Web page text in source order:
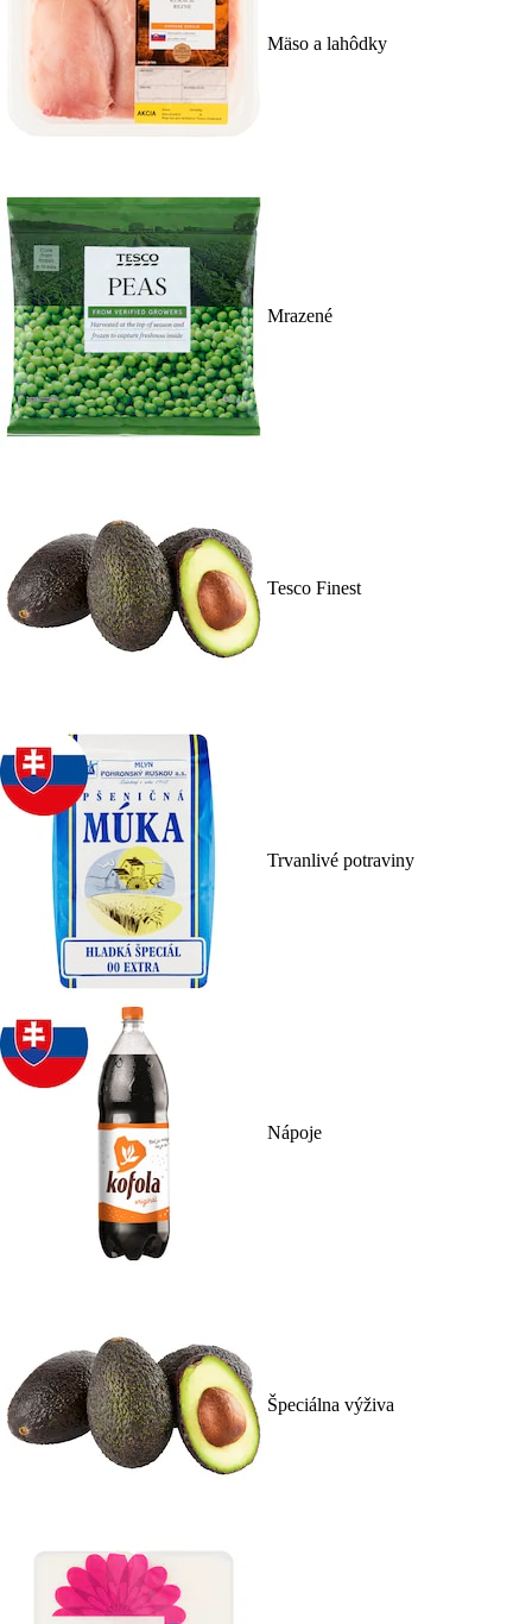
Mäso a lahôdky
Mrazené
Tesco Finest
Trvanlivé potraviny
Nápoje
Špeciálna výživa